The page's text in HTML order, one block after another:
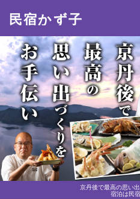
京丹後で最高の思い
宿泊は民
民宿かず子